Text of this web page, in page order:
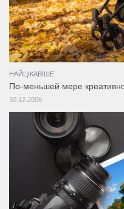
НАЙЦІКАВІШЕ
По-меньшей мере
30.12.2006